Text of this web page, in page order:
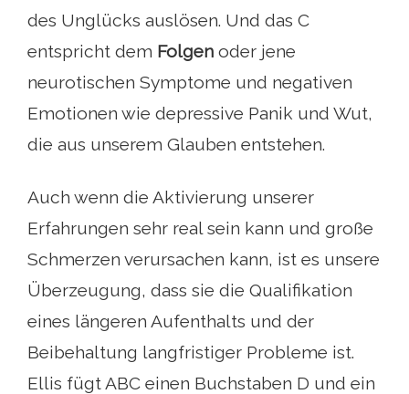
des Unglücks auslösen. Und das C
entspricht dem Folgen oder jene
neurotischen Symptome und negativen
Emotionen wie depressive Panik und Wut,
die aus unserem Glauben entstehen.
Auch wenn die Aktivierung unserer
Erfahrungen sehr real sein kann und große
Schmerzen verursachen kann, ist es unsere
Überzeugung, dass sie die Qualifikation
eines längeren Aufenthalts und der
Beibehaltung langfristiger Probleme ist.
Ellis fügt ABC einen Buchstaben D und ein